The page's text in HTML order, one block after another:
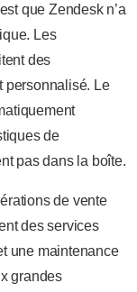
que Zendesk n’a
Les
des
personnalisé. Le
de
pas dans la boîte.
de vente
des services
une maintenance
grandes